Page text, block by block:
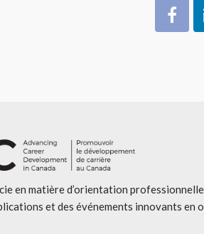
en matière d’orientation
et des événements innovants